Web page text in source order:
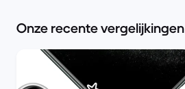
Onze recente vergelijkingen